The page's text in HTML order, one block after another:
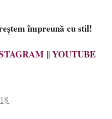
împreună cu stil!
||YOUTUBE